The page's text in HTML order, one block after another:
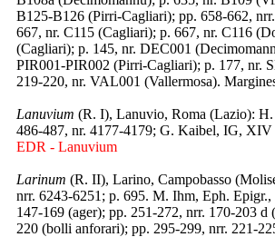
B125-B126 (Pirri-Cagliari); pp. 658-662,
667, nr. C115 (Cagliari); p. 667, nr. C116
(Cagliari); p. 145, nr. DEC001
PIR001-PIR002 (Pirri-Cagliari); p. 177, nr.
219-220, nr. VAL001 (Vallermosa).
Lanuvium (R. I), Lanuvio, Roma (Lazio):
486-487, nr. 4177-4179; G. Kaibel, IG,
EDR - Lanuvium
Larinum (R. II), Larino, Campobasso
nrr. 6243-6251; p. 695. M. Ihm, Eph.
147-169 (ager); pp. 251-272, nrr. 170-203
220 (bolli anforari); pp. 295-299, nrr. 221-